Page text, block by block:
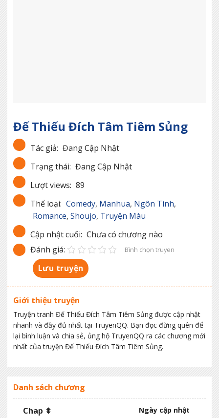
Đế Thiếu Đích Tâm Tiêm Sủng
Tác giả: Đang Cập Nhật
Trạng thái: Đang Cập Nhật
Lượt views: 89
Thể loại: Comedy, Manhua, Ngôn Tình,
Romance, Shoujo, Truyện Màu
Cập nhật cuối: Chưa có chương nào
Đánh giá:
Bình chọn truyen
Lưu truyện
Giới thiệu truyện
Truyện tranh Đế Thiếu Đích Tâm Tiêm Sủng được cập nhật
nhanh và đầy đủ nhất tại TruyenQQ. Bạn đọc đừng quên để
lại bình luận và chia sẻ, ủng hộ TruyenQQ ra các chương mới
nhất của truyện Đế Thiếu Đích Tâm Tiêm Sủng.
Danh sách chương
Chap ⬍ Ngày cập nhật